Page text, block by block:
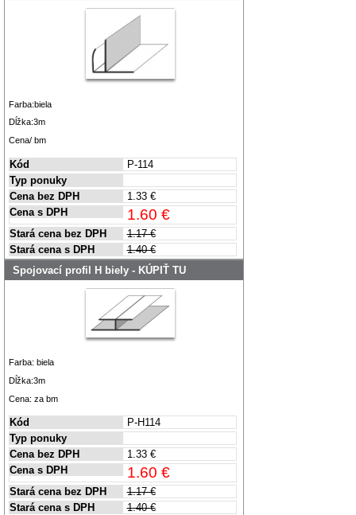
Farba:biela
Dĺžka:3m
Cena/ bm
Kód
P-114
Typ ponuky
Cena bez DPH
1.33 €
Cena s DPH
1.60 €
Stará cena bez DPH
1.17 €
Stará cena s DPH
1.40 €
Spojovací profil H biely - KÚPIŤ TU
Farba: biela
Dĺžka:3m
Cena: za bm
Kód
P-H114
Typ ponuky
Cena bez DPH
1.33 €
Cena s DPH
1.60 €
Stará cena bez DPH
1.17 €
Stará cena s DPH
1.40 €